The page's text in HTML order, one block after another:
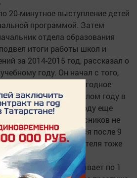
20-минутное выступление детей
программой. Затем
отдела образования
итоги работы школ и
за 2014-2015 год, рассказал о
году. Он начал с того,
проблема - ежегодное
учащихся. В прошлом году в
учащихся, в этом году еще
числа первоклассников не
отток учащихся после 9
на одного учителя тоже
6 учеников.
на работу прибывает по 1